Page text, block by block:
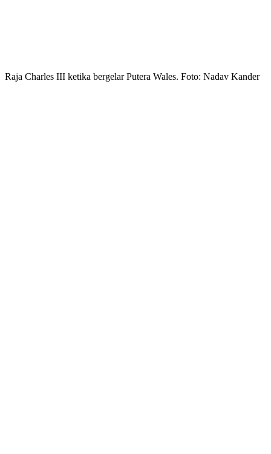
Raja Charles III ketika bergelar Putera Wales. Foto: Nadav Kander